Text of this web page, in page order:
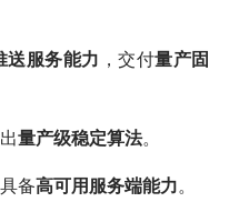
送服务能力 ，交付量产固
量产级稳定算法。
备高可用服务端能力。